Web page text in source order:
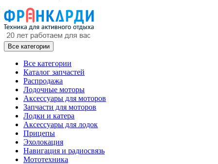
Все категории
Все категории
Каталог запчастей
Распродажа
Лодочные моторы
Аксессуары для моторов
Запчасти для моторов
Лодки и катера
Аксессуары для лодок
Прицепы
Эхолокация
Навигация и радиосвязь
Мототехника